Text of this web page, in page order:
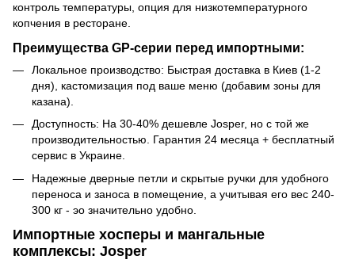
контроль температуры, опция для низкотемпературного
копчения в ресторане.
Преимущества GP-серии перед импортными:
Локальное производство: Быстрая доставка в Киев (1-2
дня), кастомизация под ваше меню (добавим зоны для
казана).
Доступность: На 30-40% дешевле Josper, но с той же
производительностью. Гарантия 24 месяца + бесплатный
сервис в Украине.
Надежные дверные петли и скрытые ручки для удобного
переноса и заноса в помещение, а учитывая его вес 240-
300 кг - эо значительно удобно.
Импортные хосперы и мангальные
комплексы: Josper